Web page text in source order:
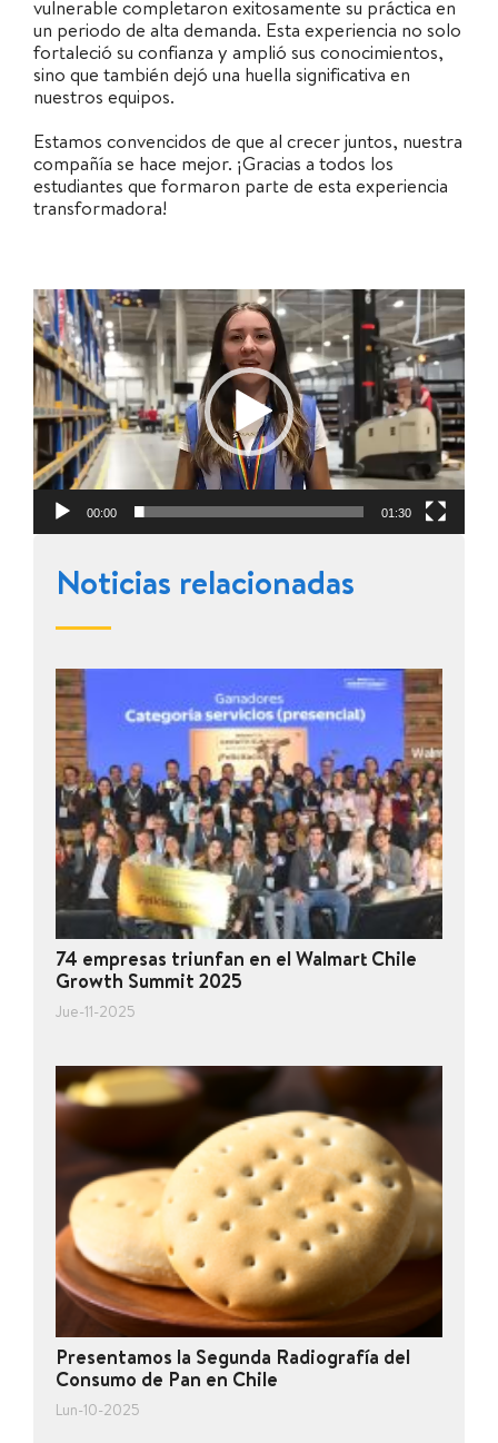
vulnerable completaron exitosamente su práctica en
un periodo de alta demanda. Esta experiencia no solo
fortaleció su confianza y amplió sus conocimientos,
sino que también dejó una huella significativa en
nuestros equipos.
Estamos convencidos de que al crecer juntos, nuestra
compañía se hace mejor. ¡Gracias a todos los
estudiantes que formaron parte de esta experiencia
transformadora!
Reproductor
de
Video
00:00 01:30
Noticias relacionadas
74 empresas triunfan en el Walmart Chile
Growth Summit 2025
Jue-11-2025
Presentamos la Segunda Radiografía del
Consumo de Pan en Chile
Lun-10-2025